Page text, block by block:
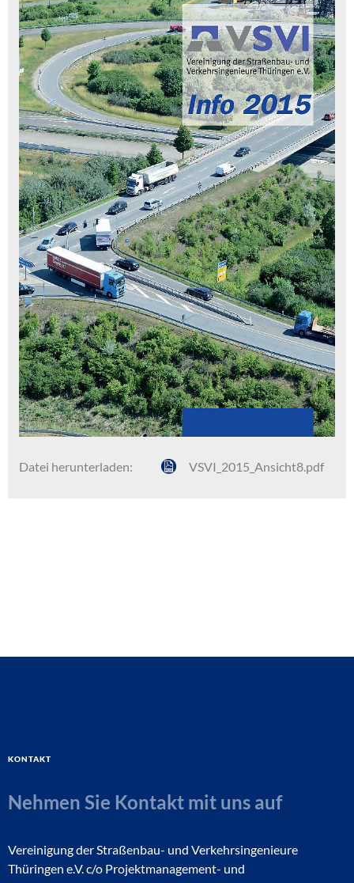
Datei herunterladen: VSVI_2015_Ansicht8.pdf
Kontakt
Nehmen Sie Kontakt mit uns auf
Vereinigung der Straßenbau- und Verkehrsingenieure
Thüringen e.V. c/o Projektmanagement- und